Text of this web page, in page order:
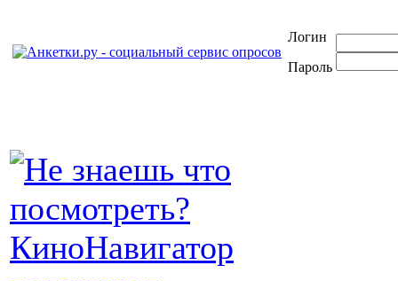
Логин
Пароль